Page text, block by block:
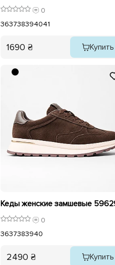
0
363738394041
1690 ₴ Купить
0
3637383940
2490 ₴ Купить